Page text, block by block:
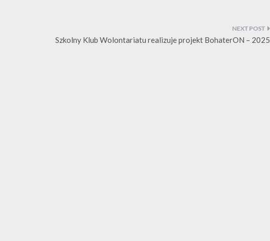
Szkolny Klub Wolontariatu realizuje projekt BohaterON – 2025